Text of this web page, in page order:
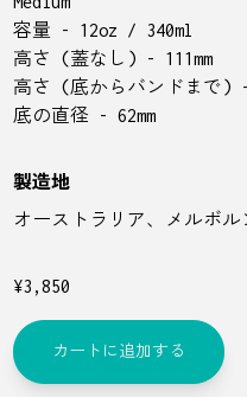
容量 - 12oz / 340ml
高さ (蓋なし) - 111mm
高さ (底からバンドまで) -
底の直径 - 62mm
製造地
オーストラリア、メルボル
¥3,850
カートに追加する